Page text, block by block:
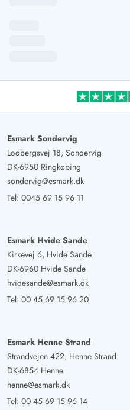
Esmark Sondervig
Lodbergsvej 18, Sondervig
DK-6950 Ringkøbing
sondervig@esmark.dk
Tel: 0045 69 15 96 11
Esmark Hvide Sande
Kirkevej 6, Hvide Sande
DK-6960 Hvide Sande
hvidesande@esmark.dk
Tel: 00 45 69 15 96 20
Esmark Henne Strand
Strandvejen 422, Henne Strand
DK-6854 Henne
henne@esmark.dk
Tel: 00 45 69 15 96 14